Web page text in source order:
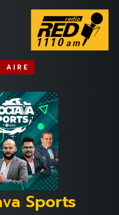
AIRE
Sports